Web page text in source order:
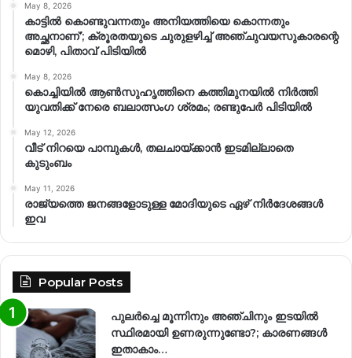
May 8, 2026
കാട്ടിൽ കൊണ്ടുവന്നതും അനിയത്തിയെ കൊന്നതും
അച്ഛനാണ്’; ക്രൂരതയുടെ ചുരുളഴിച്ച് അഞ്ചുവയസുകാരന്റെ
മൊഴി, പിതാവ് പിടിയിൽ
May 8, 2026
കൊച്ചിയിൽ ആൺസുഹൃത്തിനെ കത്തിമുനയിൽ നിർത്തി
യുവതിക്ക് നേരെ ബലാത്സംഗ​ ശ്രമം; രണ്ടുപേർ പിടിയിൽ
May 12, 2026
വീട് നിറയെ പാമ്പുകൾ, തലചായ്ക്കാൻ ഇടമില്ലാതെ
കുടുംബം
May 11, 2026
രാജ്യത്തെ ജനങ്ങളോടുള്ള മോദിയുടെ ഏഴ് നിര്‍ദേശങ്ങള്‍
ഇവ
Popular Posts
പുലർച്ചെ മൂന്നിനും അഞ്ചിനും ഇടയിൽ
സ്ഥിരമായി ഉണരുന്നുണ്ടോ?; കാരണങ്ങള്‍
ഇതാകാം…